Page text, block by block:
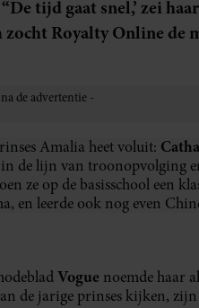
tijd gaat snel,’ zei
Royalty Online de
Amalia heet voluit:
in de lijn van troonopvolging
ze op de basisschool een
en leerde ook nog even
Vogue noemde haar
de jarige prinses kijken,